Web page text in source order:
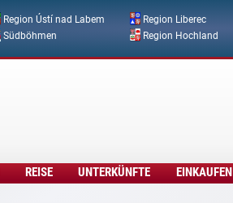
Direkt zum Inhalt
Region Ústí nad Labem Region Liberec
Südböhmen Region Hochland
REISE UNTERKÜNFTE EINKAUFEN